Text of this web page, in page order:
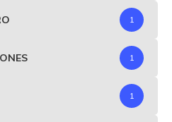
1
1
1